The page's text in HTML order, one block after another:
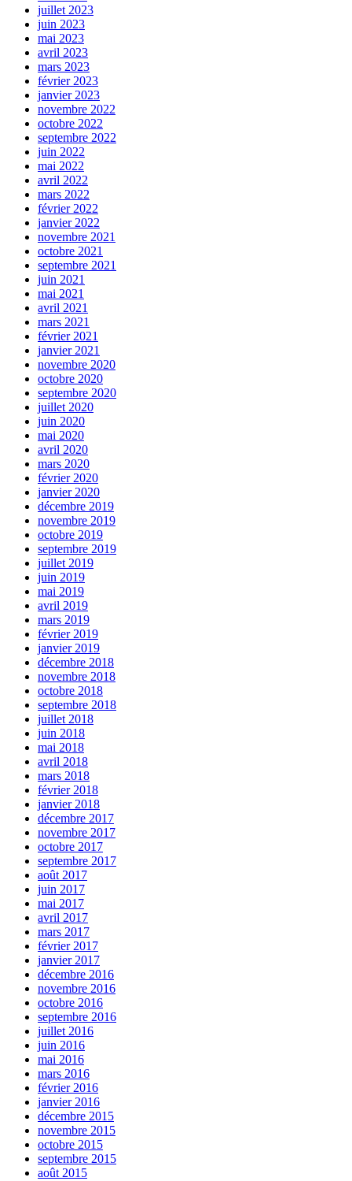
juillet 2023
juin 2023
mai 2023
avril 2023
mars 2023
février 2023
janvier 2023
novembre 2022
octobre 2022
septembre 2022
juin 2022
mai 2022
avril 2022
mars 2022
février 2022
janvier 2022
novembre 2021
octobre 2021
septembre 2021
juin 2021
mai 2021
avril 2021
mars 2021
février 2021
janvier 2021
novembre 2020
octobre 2020
septembre 2020
juillet 2020
juin 2020
mai 2020
avril 2020
mars 2020
février 2020
janvier 2020
décembre 2019
novembre 2019
octobre 2019
septembre 2019
juillet 2019
juin 2019
mai 2019
avril 2019
mars 2019
février 2019
janvier 2019
décembre 2018
novembre 2018
octobre 2018
septembre 2018
juillet 2018
juin 2018
mai 2018
avril 2018
mars 2018
février 2018
janvier 2018
décembre 2017
novembre 2017
octobre 2017
septembre 2017
août 2017
juin 2017
mai 2017
avril 2017
mars 2017
février 2017
janvier 2017
décembre 2016
novembre 2016
octobre 2016
septembre 2016
juillet 2016
juin 2016
mai 2016
mars 2016
février 2016
janvier 2016
décembre 2015
novembre 2015
octobre 2015
septembre 2015
août 2015